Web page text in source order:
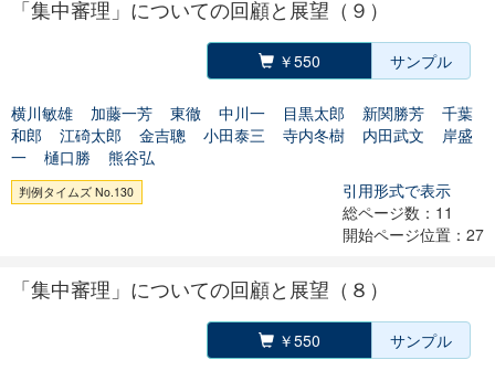
「集中審理」についての回顧と展望（９）
￥550 サンプル
横川敏雄 加藤一芳 東徹 中川一 目黒太郎 新関勝芳
千葉
和郎
江碕太郎 金吉聰 小田泰三 寺内冬樹 内田武文
岸盛
一
樋口勝 熊谷弘
判例タイムズ No.130
引用形式で表示
総ページ数：11
開始ページ位置：27
「集中審理」についての回顧と展望（８）
￥550 サンプル